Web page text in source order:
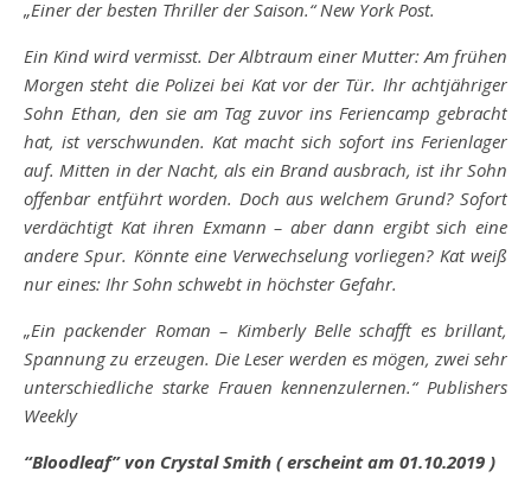
„Einer der besten Thriller der Saison.“ New York Post.
Ein Kind wird vermisst. Der Albtraum einer Mutter: Am frühen
Morgen steht die Polizei bei Kat vor der Tür. Ihr achtjähriger
Sohn Ethan, den sie am Tag zuvor ins Feriencamp gebracht
hat, ist verschwunden. Kat macht sich sofort ins Ferienlager
auf. Mitten in der Nacht, als ein Brand ausbrach, ist ihr Sohn
offenbar entführt worden. Doch aus welchem Grund? Sofort
verdächtigt Kat ihren Exmann – aber dann ergibt sich eine
andere Spur. Könnte eine Verwechselung vorliegen? Kat weiß
nur eines: Ihr Sohn schwebt in höchster Gefahr.
„Ein packender Roman – Kimberly Belle schafft es brillant,
Spannung zu erzeugen. Die Leser werden es mögen, zwei sehr
unterschiedliche starke Frauen kennenzulernen.“ Publishers
Weekly
“Bloodleaf” von Crystal Smith ( erscheint am 01.10.2019 )